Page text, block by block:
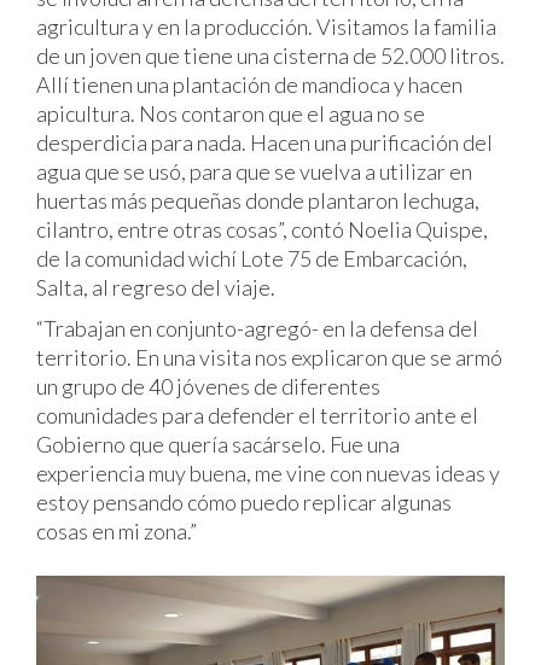
agricultura y en la producción. Visitamos la familia
de un joven que tiene una cisterna de 52.000 litros.
Allí tienen una plantación de mandioca y hacen
apicultura. Nos contaron que el agua no se
desperdicia para nada. Hacen una purificación del
agua que se usó, para que se vuelva a utilizar en
huertas más pequeñas donde plantaron lechuga,
cilantro, entre otras cosas”, contó Noelia Quispe,
de la comunidad wichí Lote 75 de Embarcación,
Salta, al regreso del viaje.
“Trabajan en conjunto-agregó- en la defensa del
territorio. En una visita nos explicaron que se armó
un grupo de 40 jóvenes de diferentes
comunidades para defender el territorio ante el
Gobierno que quería sacárselo. Fue una
experiencia muy buena, me vine con nuevas ideas y
estoy pensando cómo puedo replicar algunas
cosas en mi zona.”